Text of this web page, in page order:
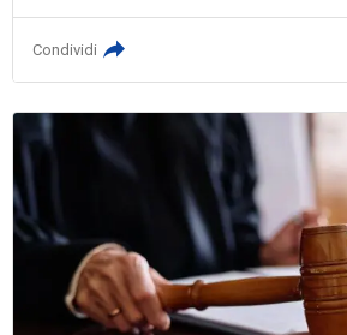
Condividi